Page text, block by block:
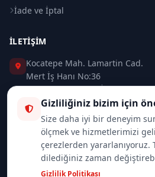
İade ve İptal
İLETIŞIM
Kocatepe Mah. Lamartin Cad.
Mert İş Hanı No:36
Taksim / Beyoğlu / İSTANBUL
0 (212) 235 37 83
0 (532) 418 08 46
info@merttrade.com
Gizliliğiniz bizim için
Size daha iyi bir deneyim
ölçmek ve hizmetlerimizi
çerezlerden yararlanıyoruz.
dilediğiniz zaman
Gizlilik Politikası